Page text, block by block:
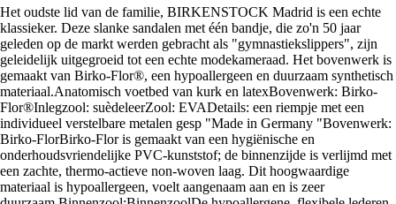
Het oudste lid van de familie, BIRKENSTOCK Madrid is een echte
klassieker. Deze slanke sandalen met één bandje, die zo'n 50 jaar
geleden op de markt werden gebracht als "gymnastiekslippers", zijn
geleidelijk uitgegroeid tot een echte modekameraad. Het bovenwerk is
gemaakt van Birko-Flor®, een hypoallergeen en duurzaam synthetisch
materiaal.Anatomisch voetbed van kurk en latexBovenwerk: Birko-
Flor®Inlegzool: suèdeleerZool: EVADetails: een riempje met een
individueel verstelbare metalen gesp "Made in Germany "Bovenwerk:
Birko-FlorBirko-Flor is gemaakt van een hygiënische en
onderhoudsvriendelijke PVC-kunststof; de binnenzijde is verlijmd met
een zachte, thermo-actieve non-woven laag. Dit hoogwaardige
materiaal is hypoallergeen, voelt aangenaam aan en is zeer